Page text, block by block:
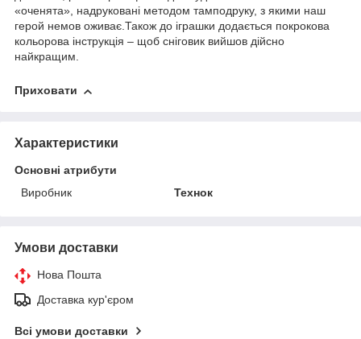
«оченята», надруковані методом тамподруку, з якими наш
герой немов оживає.Також до іграшки додається покрокова
кольорова інструкція – щоб сніговик вийшов дійсно
найкращим.
Приховати
Характеристики
Основні атрибути
Виробник
Технок
Умови доставки
Нова Пошта
Доставка кур'єром
Всі умови доставки